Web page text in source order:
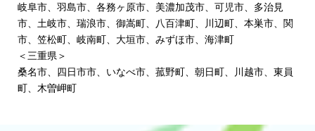
岐阜市、 羽島市、 各務ヶ原市、 美濃加茂市、 可児市、多治見
市、土岐市、瑞浪市、御嵩町、八百津町、
川辺町、本巣市、関
市、笠松町、岐南町、大垣市、みずほ市、海津町
＜三重県＞
桑名市、四日市市、いなべ市、菰野町、朝日町、川越市、東員
町、木曽岬町